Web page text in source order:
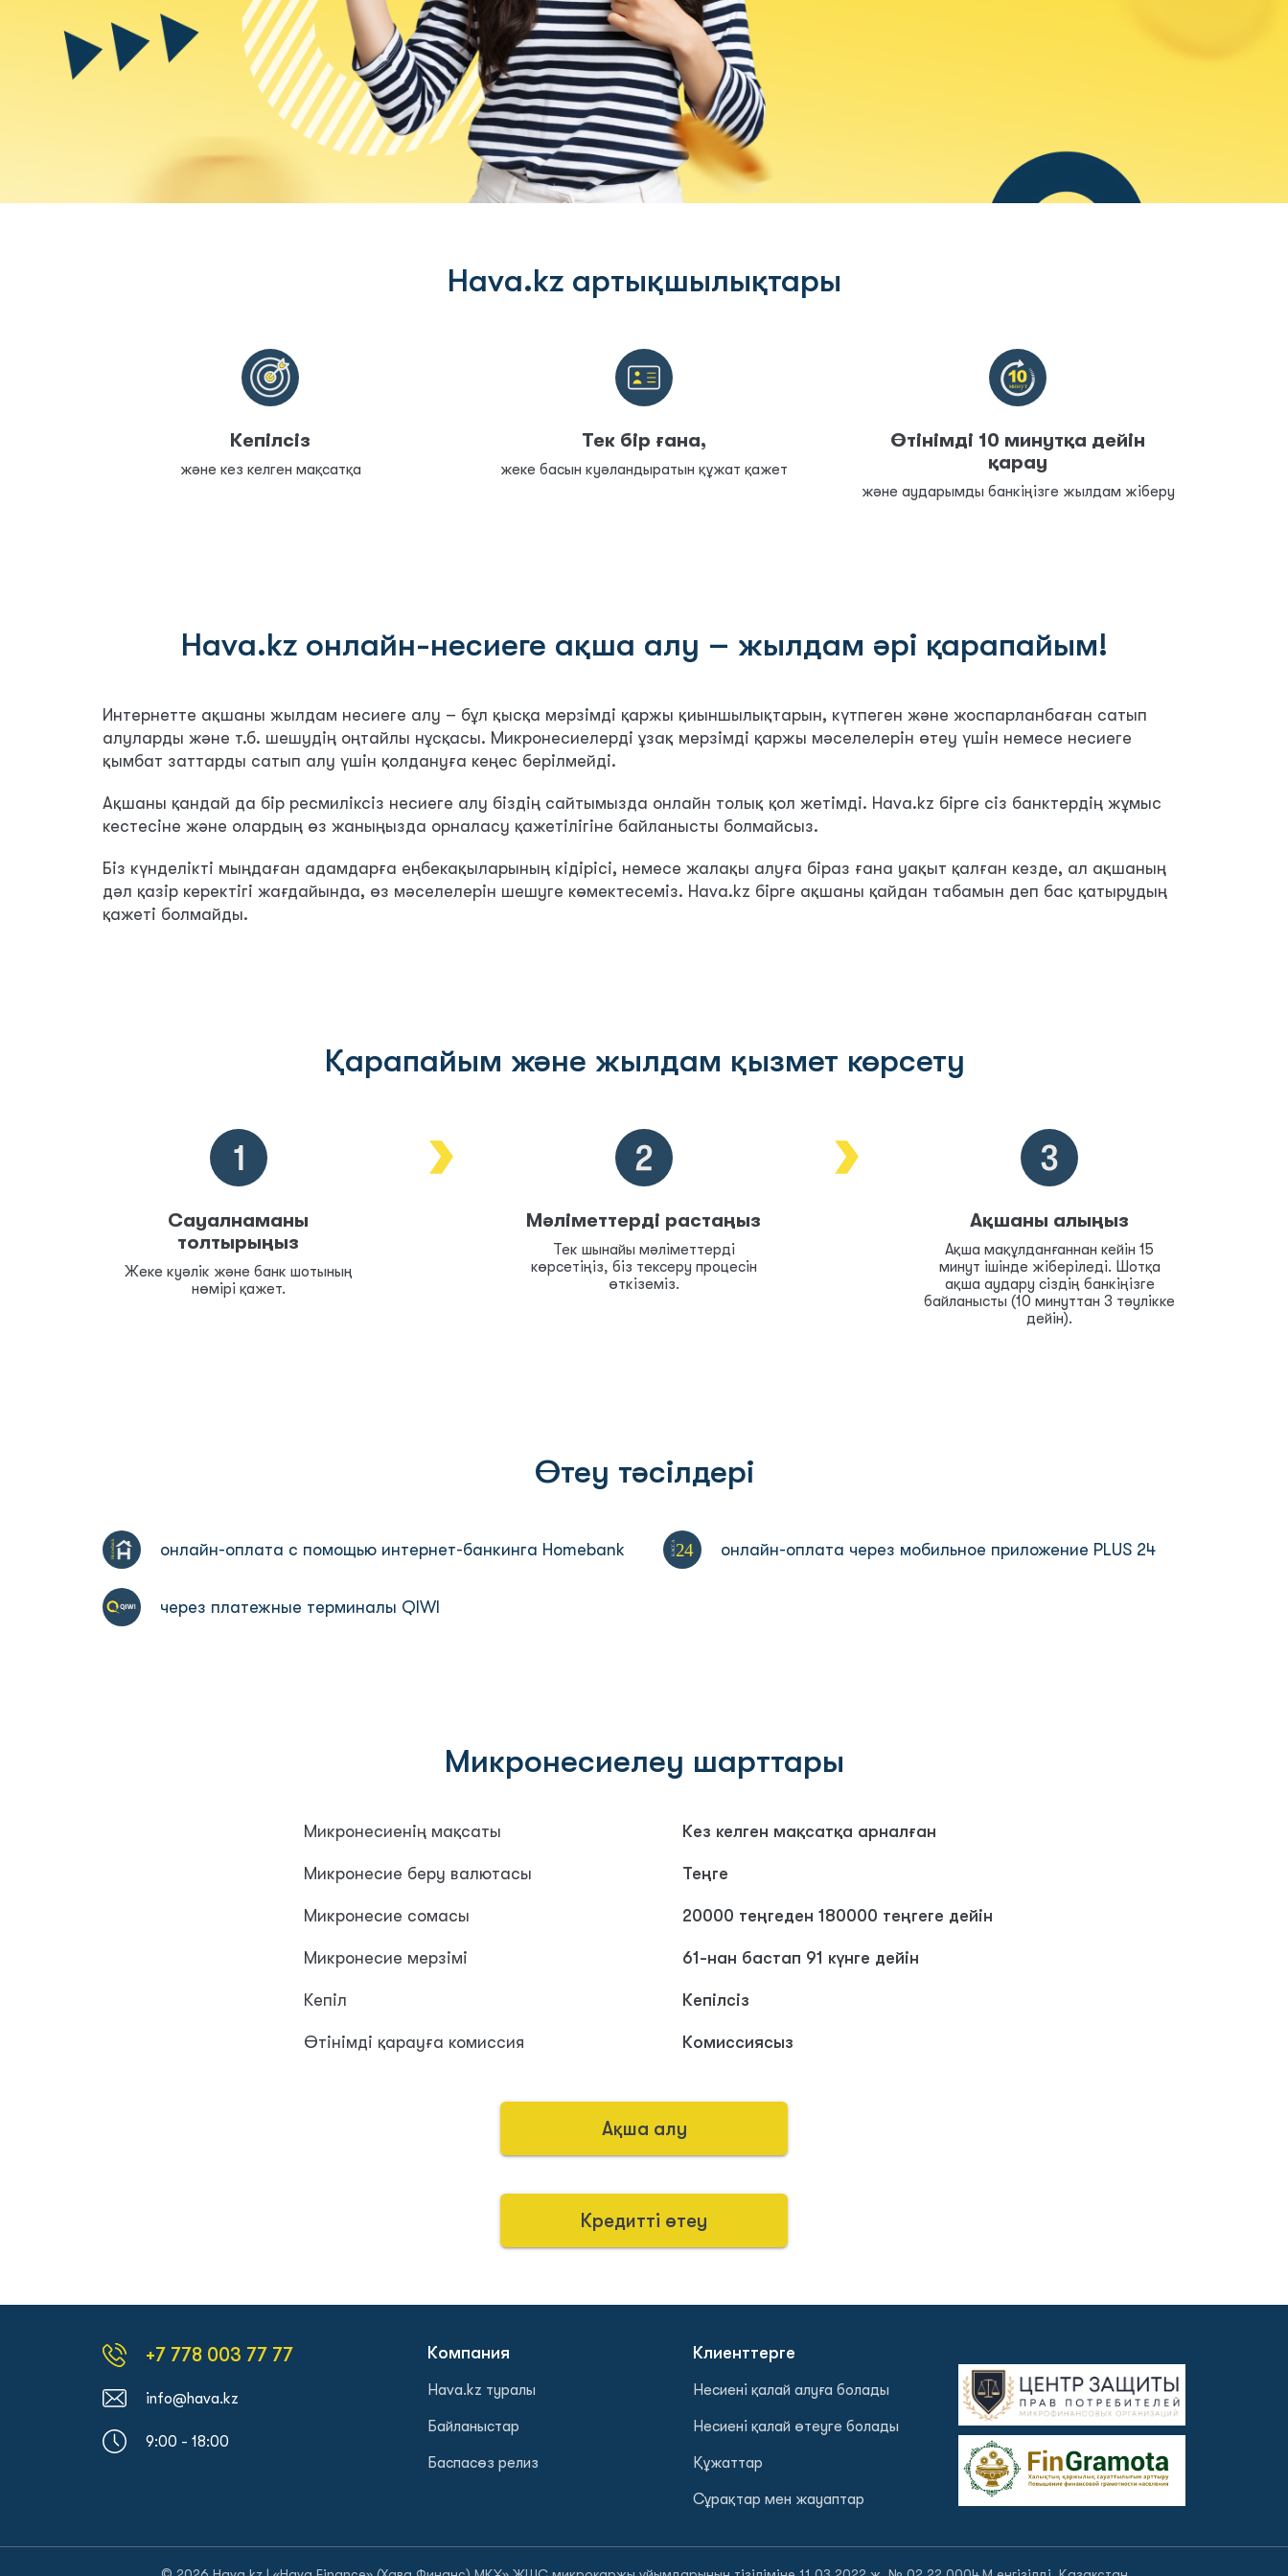
Hava.kz артықшылықтары
Кепілсіз
және кез келген мақсатқа
Тек бір ғана,
жеке басын куәландыратын құжат қажет
минут
Өтінімді 10 минутқа дейін
қарау
және аударымды банкіңізге жылдам жіберу
Hava.kz онлайн-несиеге ақша алу – жылдам әрі қарапайым!
Интернетте ақшаны жылдам несиеге алу – бұл қысқа мерзімді қаржы қиыншылықтарын, күтпеген және жоспарланбаған сатып
алуларды және т.б. шешудің оңтайлы нұсқасы. Микронесиелерді ұзақ мерзімді қаржы мәселелерін өтеу үшін немесе несиеге
қымбат заттарды сатып алу үшін қолдануға кеңес берілмейді.
Ақшаны қандай да бір ресмиліксіз несиеге алу біздің сайтымызда онлайн толық қол жетімді. Hava.kz бірге сіз банктердің жұмыс
кестесіне және олардың өз жаныңызда орналасу қажетілігіне байланысты болмайсыз.
Біз күнделікті мыңдаған адамдарға еңбекақыларының кідірісі, немесе жалақы алуға біраз ғана уақыт қалған кезде, ал ақшаның
дәл қазір керектігі жағдайында, өз мәселелерін шешуге көмектесеміз. Hava.kz бірге ақшаны қайдан табамын деп бас қатырудың
қажеті болмайды.
Қарапайым және жылдам қызмет көрсету
Сауалнаманы
толтырыңыз
Жеке куәлік және банк шотының
нөмірі қажет.
Мәліметтерді растаңыз
Тек шынайы мәліметтерді
көрсетіңіз, біз тексеру процесін
өткіземіз.
Ақшаны алыңыз
Ақша мақұлданғаннан кейін 15
минут ішінде жіберіледі. Шотқа
ақша аудару сіздің банкіңізге
байланысты (10 минуттан 3 тәулікке
дейін).
Өтеу тәсілдері
Homebank онлайн-оплата с помощью интернет-банкинга Homebank KACCA24 онлайн-оплата через мобильное приложение PLUS 24
через платежные терминалы QIWI
Микронесиелеу шарттары
Микронесиенің мақсаты Кез келген мақсатқа арналған
Микронесие беру валютасы Теңге
Микронесие сомасы 20000 теңгеден 180000 теңгеге дейін
Микронесие мерзімі 61-нан бастап 91 күнге дейін
Кепіл Кепілсіз
Өтінімді қарауға комиссия Комиссиясыз
Ақша алу
Кредитті өтеу
+7 778 003 77 77
info@hava.kz
9:00 - 18:00
Компания
Hava.kz туралы
Байланыстар
Баспасөз релиз
Клиенттерге
Несиені қалай алуға болады
Несиені қалай өтеуге болады
Құжаттар
Сұрақтар мен жауаптар